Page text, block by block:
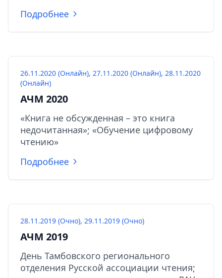
Подробнее
26.11.2020 (Онлайн), 27.11.2020 (Онлайн), 28.11.2020
(Онлайн)
АЧМ 2020
«Книга не обсужденная – это книга
недочитанная»; «Обучение цифровому
чтению»
Подробнее
28.11.2019 (Очно), 29.11.2019 (Очно)
АЧМ 2019
День Тамбовского регионального
отделения Русской ассоциации чтения;